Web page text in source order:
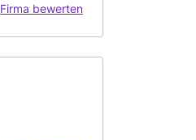
Firma bewerten